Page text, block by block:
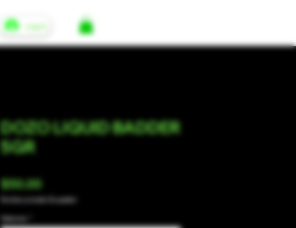
Log In
DOZO LIQUID BADDER
5GR
$50.00Price
Envíos a todo Ecuador
Sabores